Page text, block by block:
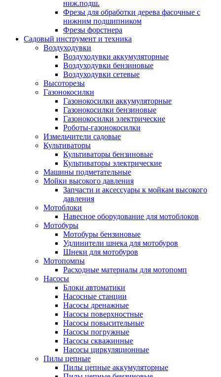
ниж.подш.
Фрезы для обработки дерева фасочные с
нижним подшипником
Фрезы форстнера
Садовый инструмент и техника
Воздуходувки
Воздуходувки аккумуляторные
Воздуходувки бензиновые
Воздуходувки сетевые
Высоторезы
Газонокосилки
Газонокосилки аккумуляторные
Газонокосилки бензиновые
Газонокосилки электрические
Роботы-газонокосилки
Измельчители садовые
Культиваторы
Культиваторы бензиновые
Культиваторы электрические
Машины подметательные
Мойки высокого давления
Запчасти и аксессуары к мойкам высокого
давления
Мотоблоки
Навесное оборудование для мотоблоков
Мотобуры
Мотобуры бензиновые
Удлинители шнека для мотобуров
Шнеки для мотобуров
Мотопомпы
Расходные материалы для мотопомп
Насосы
Блоки автоматики
Насосные станции
Насосы дренажные
Насосы поверхностные
Насосы повысительные
Насосы погружные
Насосы скважинные
Насосы циркуляционные
Пилы цепные
Пилы цепные аккумуляторные